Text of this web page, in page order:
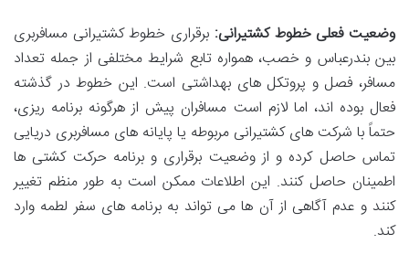
وضعیت فعلی خطوط کشتیرانی: برقراری خطوط کشتیرانی مسافربری
بین بندرعباس و خصب، همواره تابع شرایط مختلفی از جمله تعداد
مسافر، فصل و پروتکل های بهداشتی است. این خطوط در گذشته
فعال بوده اند، اما لازم است مسافران پیش از هرگونه برنامه ریزی،
حتماً با شرکت های کشتیرانی مربوطه یا پایانه های مسافربری دریایی
تماس حاصل کرده و از وضعیت برقراری و برنامه حرکت کشتی ها
اطمینان حاصل کنند. این اطلاعات ممکن است به طور منظم تغییر
کنند و عدم آگاهی از آن ها می تواند به برنامه های سفر لطمه وارد
کند.